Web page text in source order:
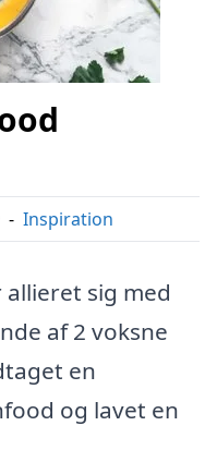
- Inspiration
sig med
af 2 voksne
en
og lavet en